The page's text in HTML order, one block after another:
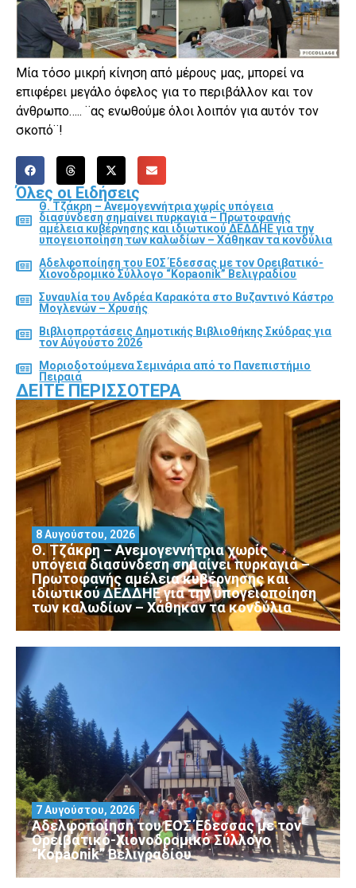
Μία τόσο μικρή κίνηση από μέρους μας, μπορεί να
επιφέρει μεγάλο όφελος για το περιβάλλον και τον
άνθρωπο….. ¨ας ενωθούμε όλοι λοιπόν για αυτόν τον
σκοπό¨!
Όλες οι Ειδήσεις
Θ. Τζάκρη – Ανεμογεννήτρια χωρίς υπόγεια
διασύνδεση σημαίνει πυρκαγιά – Πρωτοφανής
αμέλεια κυβέρνησης και ιδιωτικού ΔΕΔΔΗΕ για την
υπογειοποίηση των καλωδίων – Χάθηκαν τα κονδύλια
Αδελφοποίηση του ΕΟΣ Έδεσσας με τον Ορειβατικό-
Χιονοδρομικό Σύλλογο “Kopaonik” Βελιγραδίου
Συναυλία του Ανδρέα Καρακότα στο Βυζαντινό Κάστρο
Μογλενών – Χρυσής
Βιβλιοπροτάσεις Δημοτικής Βιβλιοθήκης Σκύδρας για
τον Αύγούστο 2026
Μοριοδοτούμενα Σεμινάρια από το Πανεπιστήμιο
Πειραιά
ΔΕΊΤΕ ΠΕΡΙΣΣΌΤΕΡΑ
Θ. Τζάκρη – Ανεμογεννήτρια χωρίς
υπόγεια διασύνδεση σημαίνει πυρκαγιά –
Πρωτοφανής αμέλεια κυβέρνησης και
ιδιωτικού ΔΕΔΔΗΕ για την υπογειοποίηση
των καλωδίων – Χάθηκαν τα κονδύλια
8 Αυγούστου, 2026
Αδελφοποίηση του ΕΟΣ Έδεσσας με τον
Ορειβατικό-Χιονοδρομικό Σύλλογο
“Kopaonik” Βελιγραδίου
7 Αυγούστου, 2026